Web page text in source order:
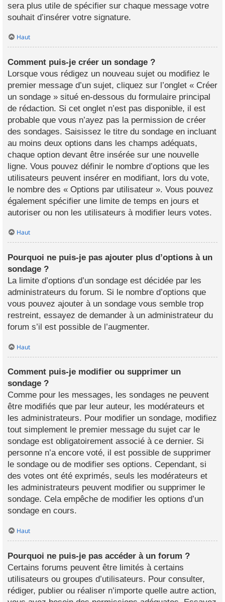
sera plus utile de spécifier sur chaque message votre
souhait d’insérer votre signature.
Haut
Comment puis-je créer un sondage ?
Lorsque vous rédigez un nouveau sujet ou modifiez le
premier message d’un sujet, cliquez sur l’onglet « Créer
un sondage » situé en-dessous du formulaire principal
de rédaction. Si cet onglet n’est pas disponible, il est
probable que vous n’ayez pas la permission de créer
des sondages. Saisissez le titre du sondage en incluant
au moins deux options dans les champs adéquats,
chaque option devant être insérée sur une nouvelle
ligne. Vous pouvez définir le nombre d’options que les
utilisateurs peuvent insérer en modifiant, lors du vote,
le nombre des « Options par utilisateur ». Vous pouvez
également spécifier une limite de temps en jours et
autoriser ou non les utilisateurs à modifier leurs votes.
Haut
Pourquoi ne puis-je pas ajouter plus d’options à un
sondage ?
La limite d’options d’un sondage est décidée par les
administrateurs du forum. Si le nombre d’options que
vous pouvez ajouter à un sondage vous semble trop
restreint, essayez de demander à un administrateur du
forum s’il est possible de l’augmenter.
Haut
Comment puis-je modifier ou supprimer un
sondage ?
Comme pour les messages, les sondages ne peuvent
être modifiés que par leur auteur, les modérateurs et
les administrateurs. Pour modifier un sondage, modifiez
tout simplement le premier message du sujet car le
sondage est obligatoirement associé à ce dernier. Si
personne n’a encore voté, il est possible de supprimer
le sondage ou de modifier ses options. Cependant, si
des votes ont été exprimés, seuls les modérateurs et
les administrateurs peuvent modifier ou supprimer le
sondage. Cela empêche de modifier les options d’un
sondage en cours.
Haut
Pourquoi ne puis-je pas accéder à un forum ?
Certains forums peuvent être limités à certains
utilisateurs ou groupes d’utilisateurs. Pour consulter,
rédiger, publier ou réaliser n’importe quelle autre action,